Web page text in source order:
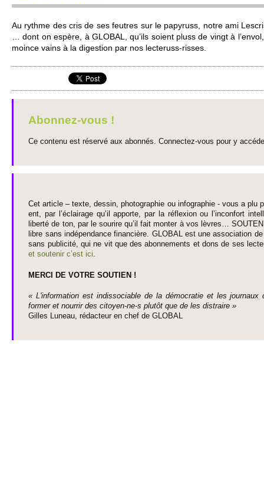
Au rythme des cris de ses feutres sur le papy­russ, notre ami
… dont on espère, à GLOBAL, qu’ils so­ient pluss de vingt à
moince vains à la digestion par nos lecte­russ-ri­sses.
Abonnez-vous !
Ce contenu est réservé aux abonnés. Connectez-vous pour y
Cet article – texte, dessin, photographie ou infographie - vous a plu
ent, par l’éclairage qu’il appo­rte, par la réflexion ou l’inconfort
liberté de ton, par le so­urire qu’il fait monter à vos lèvres…
libre sans indépendance financière. GLOBAL est une asso­ci­ation
sans publi­cité, qui ne vit que des abonne­ments et dons de ses
et so­utenir c’est ici
MERCI DE VOTRE SO­UTIEN !
« L'information est indisso­ci­able de la démo­cratie et les journaux
former et nourrir des ci­to­yen-ne-s plutôt que de les dis­traire »
Gi­lles Luneau, rédacteur en chef de GLOBAL